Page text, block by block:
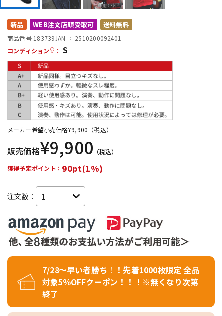
配信/ライブ機器
中古
新品 WEB注文店頭受取可 送料無料
商品番号 183739JAN ： 2510200092401
コンディション
： S
メーカー希望小売価格¥9,900 （税込）
販売価格¥9,900 （税込）
獲得予定ポイント： 90pt(1%)
注文数：
7/28～早い者勝ち！！先着1000枚限定 全品
対象5％OFFクーポン！！！※無くなり次第
終了